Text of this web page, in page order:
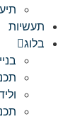
תעשיות
בלוג